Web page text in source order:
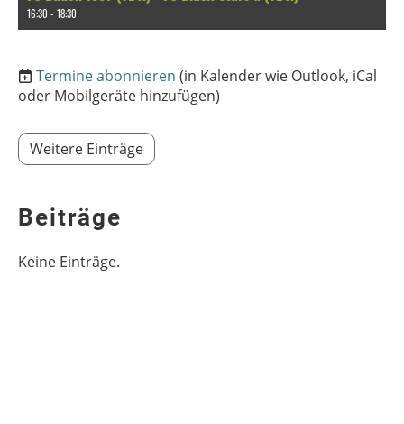
16:30 - 18:30
Termine abonnieren (in Kalender wie Outlook, iCal
oder Mobilgeräte hinzufügen)
Weitere Einträge
Beiträge
Keine Einträge.